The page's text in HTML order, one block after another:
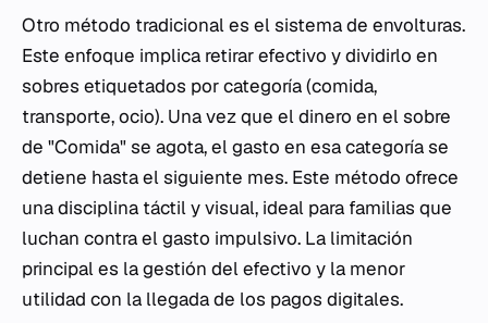
Otro método tradicional es el sistema de envolturas.
Este enfoque implica retirar efectivo y dividirlo en
sobres etiquetados por categoría (comida,
transporte, ocio). Una vez que el dinero en el sobre
de "Comida" se agota, el gasto en esa categoría se
detiene hasta el siguiente mes. Este método ofrece
una disciplina táctil y visual, ideal para familias que
luchan contra el gasto impulsivo. La limitación
principal es la gestión del efectivo y la menor
utilidad con la llegada de los pagos digitales.